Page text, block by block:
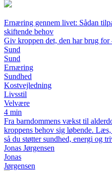
Ernæring gennem livet: Sådan
skiftende behov
Giv kroppen det, den har brug
Sund
Sund
Ernæring
Sundhed
Kostvejledning
Livsstil
Velvære
4 min
Fra barndommens vækst til
kroppens behov sig løbende.
så du støtter sundhed, energi og
Jonas Jørgensen
Jonas
Jørgensen